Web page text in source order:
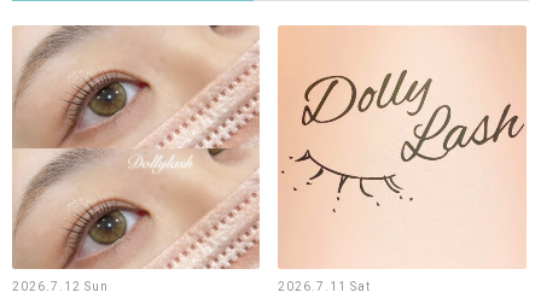
2026.7.12 Sun 2026.7.11 Sat